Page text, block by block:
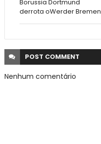
Borussia Dortmund
derrota oWerder Bremen
POST COMMENT
Nenhum comentário